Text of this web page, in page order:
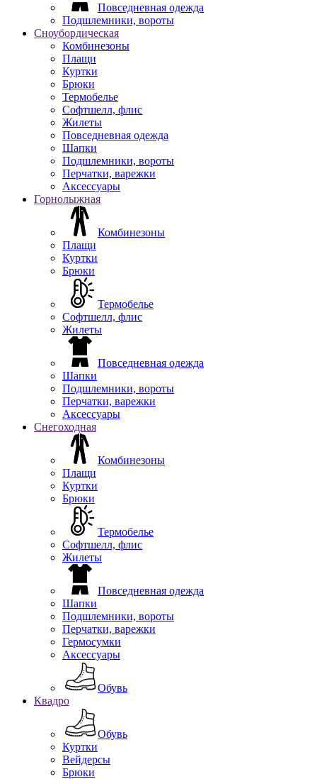
Повседневная одежда
Подшлемники, вороты
Сноубордическая
Комбинезоны
Плащи
Куртки
Брюки
Термобелье
Софтшелл, флис
Жилеты
Повседневная одежда
Шапки
Подшлемники, вороты
Перчатки, варежки
Аксессуары
Горнолыжная
Комбинезоны
Плащи
Куртки
Брюки
Термобелье
Софтшелл, флис
Жилеты
Повседневная одежда
Шапки
Подшлемники, вороты
Перчатки, варежки
Аксессуары
Снегоходная
Комбинезоны
Плащи
Куртки
Брюки
Термобелье
Софтшелл, флис
Жилеты
Повседневная одежда
Шапки
Подшлемники, вороты
Перчатки, варежки
Гермосумки
Аксессуары
Обувь
Квадро
Обувь
Куртки
Вейдерсы
Брюки